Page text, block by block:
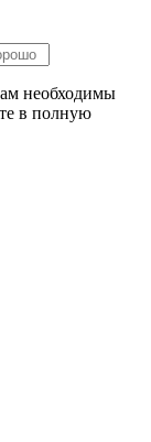
необходимы
в полную